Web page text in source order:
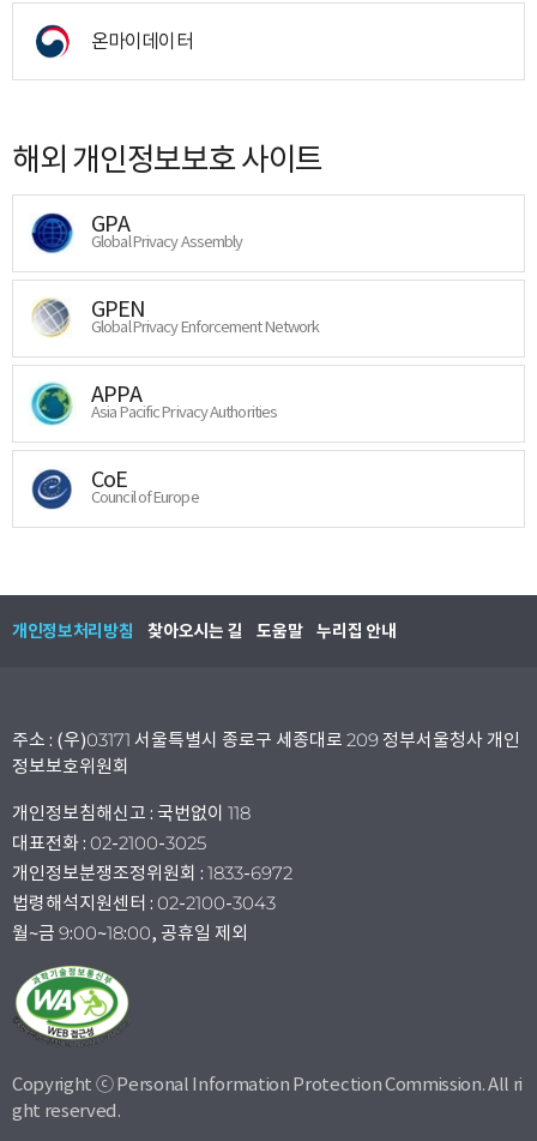
온마이데이터
해외 개인정보보호 사이트
GPA
Global Privacy Assembly
GPEN
Global Privacy Enforcement Network
APPA
Asia Pacific Privacy Authorities
CoE
Council of Europe
개인정보처리방침 찾아오시는 길 도움말 누리집 안내
주소 : (우)03171 서울특별시 종로구 세종대로 209 정부서울청사 개인
정보보호위원회
개인정보침해신고 : 국번없이 118
대표전화 : 02-2100-3025
개인정보분쟁조정위원회 : 1833-6972
법령해석지원센터 : 02-2100-3043
월~금 9:00~18:00, 공휴일 제외
Copyright ⓒ Personal Information Protection Commission. All ri
ght reserved.